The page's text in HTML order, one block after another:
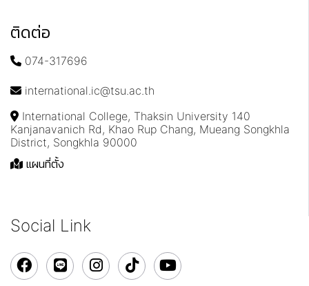
ติดต่อ
074-317696
international.ic@tsu.ac.th
International College, Thaksin University 140
Kanjanavanich Rd, Khao Rup Chang, Mueang Songkhla
District, Songkhla 90000
แผนที่ตั้ง
Social Link